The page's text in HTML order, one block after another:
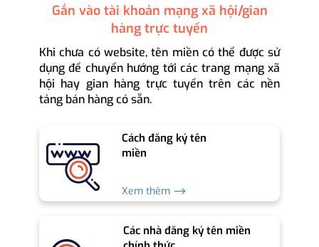
Gắn vào tài khoản mạng xã hội/gian
hàng trực tuyến
Khi chưa có website, tên miền có thể được sử
dụng để chuyển hướng tới các trang mạng xã
hội hay gian hàng trực tuyến trên các nền
tảng bán hàng có sẵn.
Cách đăng ký tên
miền
Xem thêm ⟶
Các nhà đăng ký tên miền